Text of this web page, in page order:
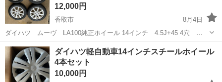
12,000円
香取市
8月4日
ダイハツ ムーヴ LA100純正ホイール 14インチ 4.5J+45 4穴
PCD100 ホイール２本リムの傷 1本にスポークの傷とリムの傷 タイ
ヤ PRACTIVA 2024年製 155/65R14 3.5部山 千葉...
千葉 香取市 タイヤ、ホイール ホイール
ダイハツ軽自動車14インチスチールホイール
4本セット
10,000円